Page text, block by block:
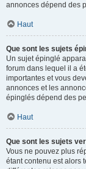
annonces dépend des
Haut
Que sont les sujets
Un sujet épinglé
forum dans lequel il a
importantes et vous
annonces et les
épinglés dépend des
Haut
Que sont les sujets
Vous ne pouvez plus
étant contenu est alors